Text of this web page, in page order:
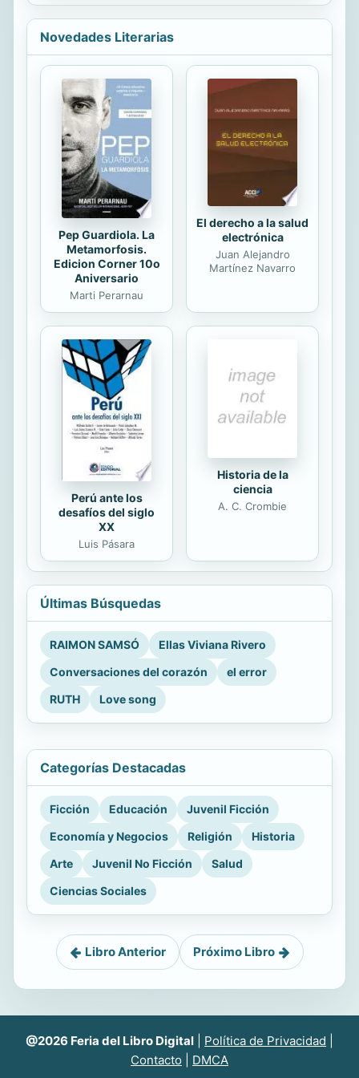
bold and reckless Lord Ashley
Novedades Literarias
Pep Guardiola. La
Metamorfosis.
Edicion Corner 10o
Aniversario
Marti Perarnau
El derecho a la salud
electrónica
Juan Alejandro
Martínez Navarro
Perú ante los
desafíos del siglo
XX
Luis Pásara
Historia de la
ciencia
A. C. Crombie
Últimas Búsquedas
RAIMON SAMSÓ
Ellas Viviana Rivero
Conversaciones del corazón
el error
RUTH
Love song
Categorías Destacadas
Ficción Educación
Juvenil Ficción
Economía y Negocios
Religión
Historia
Arte
Juvenil No Ficción
Salud
Ciencias Sociales
Libro Anterior Próximo Libro
@2026 Feria del Libro Digital Política de Privacidad
Contacto
DMCA